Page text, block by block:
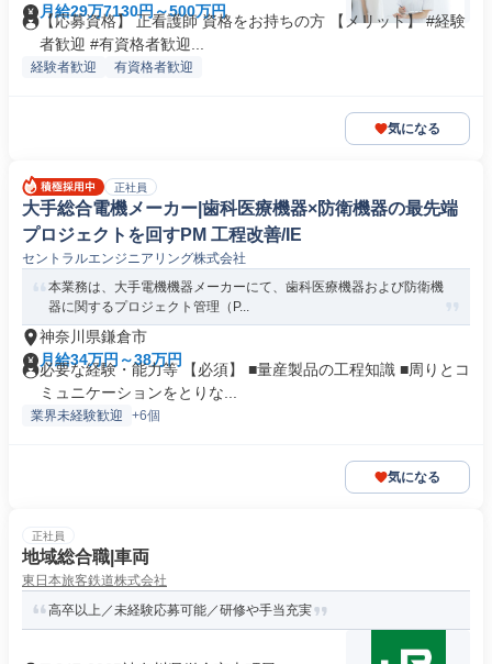
月給29万7130円～500万円
【応募資格】 正看護師 資格をお持ちの方 【メリット】 #経験
者歓迎 #有資格者歓迎...
経験者歓迎 有資格者歓迎
気になる
正社員
大手総合電機メーカー|歯科医療機器×防衛機器の最先端
プロジェクトを回すPM 工程改善/IE
セントラルエンジニアリング株式会社
本業務は、大手電機機器メーカーにて、歯科医療機器および防衛機
器に関するプロジェクト管理（P...
神奈川県鎌倉市
月給34万円～38万円
必要な経験・能力等 【必須】 ■量産製品の工程知識 ■周りとコ
ミュニケーションをとりな...
業界未経験歓迎 +6個
気になる
正社員
地域総合職|車両
東日本旅客鉄道株式会社
高卒以上／未経験応募可能／研修や手当充実